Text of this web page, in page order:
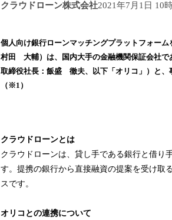
クラウドローン株式会社2021年7月1日 10
個人向け銀行ローンマッチングプラットフォー
村田 大輔）は、国内大手の金融機関保証会社で
取締役社長：飯盛 徹夫、以下「オリコ」）と、
（※1）
クラウドローンとは
クラウドローンは、貸し手である銀行と借り
す。提携の銀行から直接融資の提案を受け取
スです。
オリコとの連携について